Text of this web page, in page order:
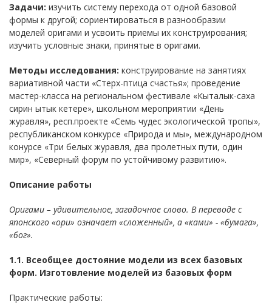
Задачи: изучить систему перехода от одной базовой
формы к другой; сориентироваться в разнообразии
моделей оригами и усвоить приемы их конструирования;
изучить условные знаки, принятые в оригами.
Методы исследования: конструирование на занятиях
вариативной части «Стерх-птица счастья»; проведение
мастер-класса на региональном фестивале «Кыталык-саха
сирин ытык кетере», школьном мероприятии «День
журавля», респ.проекте «Семь чудес экологической тропы»,
республиканском конкурсе «Природа и мы», международном
конурсе «Три белых журавля, два пролетных пути, один
мир», «Северный форум по устойчивому развитию».
Описание работы
Оригами – удивительное, загадочное слово. В переводе с
японского «ори» означает «сложенный», а «ками» - «бумага»,
«бог».
1.1. Всеобщее достояние модели из всех базовых
форм. Изготовление моделей из базовых форм
Практические работы: